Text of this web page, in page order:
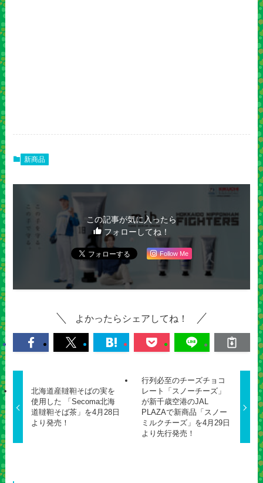
新商品
この記事が気に入ったら
フォローしてね！
Follow Me
よかったらシェアしてね！
北海道産韃靼そばの実を
使用した 「Secoma北海
道韃靼そば茶」を4月28日
より発売！
行列必至のチーズチョコ
レート「スノーチーズ」
が新千歳空港のJAL
PLAZAで新商品「スノー
ミルクチーズ」を4月29日
より先行発売！